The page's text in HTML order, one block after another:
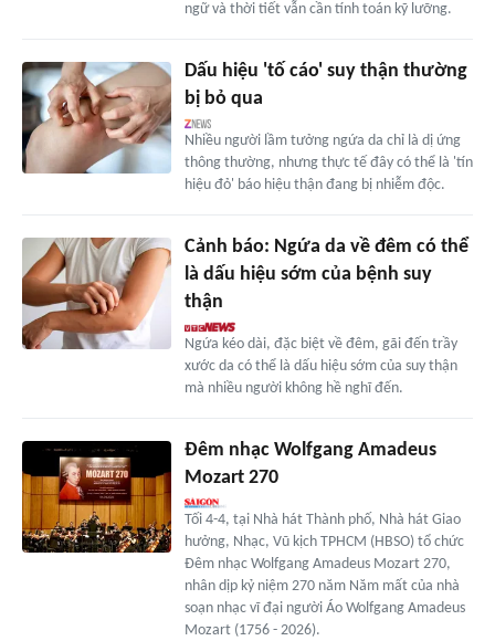
ngữ và thời tiết vẫn cần tính toán kỹ lưỡng.
Dấu hiệu 'tố cáo' suy thận thường
bị bỏ qua
Nhiều người lầm tưởng ngứa da chỉ là dị ứng
thông thường, nhưng thực tế đây có thể là 'tín
hiệu đỏ' báo hiệu thận đang bị nhiễm độc.
Cảnh báo: Ngứa da về đêm có thể
là dấu hiệu sớm của bệnh suy
thận
Ngứa kéo dài, đặc biệt về đêm, gãi đến trầy
xước da có thể là dấu hiệu sớm của suy thận
mà nhiều người không hề nghĩ đến.
Đêm nhạc Wolfgang Amadeus
Mozart 270
Tối 4-4, tại Nhà hát Thành phố, Nhà hát Giao
hưởng, Nhạc, Vũ kịch TPHCM (HBSO) tổ chức
Đêm nhạc Wolfgang Amadeus Mozart 270,
nhân dịp kỷ niệm 270 năm Năm mất của nhà
soạn nhạc vĩ đại người Áo Wolfgang Amadeus
Mozart (1756 - 2026).